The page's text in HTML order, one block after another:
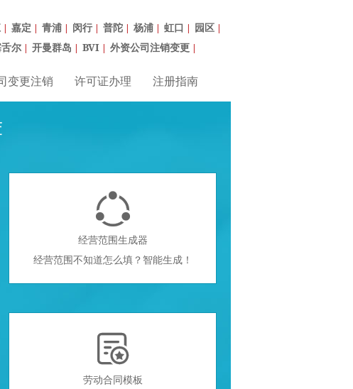
| 嘉定 | 青浦 | 闵行 | 普陀 | 杨浦 | 虹口 | 园区 |
尔 | 开曼群岛 | BVI | 外资公司注销变更 |
变更注销 许可证办理 注册指南

经营范围生成器
经营范围不知道怎么填？智能生成！

劳动合同模板